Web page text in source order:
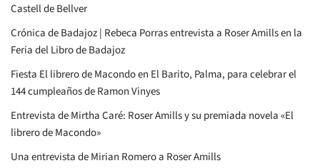
Castell de Bellver
Crónica de Badajoz | Rebeca Porras entrevista a Roser Amills en la
Feria del Libro de Badajoz
Fiesta El librero de Macondo en El Barito, Palma, para celebrar el
144 cumpleaños de Ramon Vinyes
Entrevista de Mirtha Caré: Roser Amills y su premiada novela «El
librero de Macondo»
Una entrevista de Mirian Romero a Roser Amills